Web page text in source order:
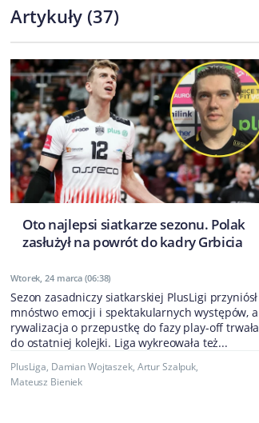
Artykuły (37)
Oto najlepsi siatkarze sezonu. Polak
zasłużył na powrót do kadry Grbicia
Wtorek, 24 marca (06:38)
Sezon zasadniczy siatkarskiej PlusLigi przyniósł
mnóstwo emocji i spektakularnych występów, a
rywalizacja o przepustkę do fazy play-off trwała
do ostatniej kolejki. Liga wykreowała też...
PlusLiga, Damian Wojtaszek, Artur Szalpuk,
Mateusz Bieniek